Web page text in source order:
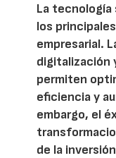
La tecnología
los
empresarial.
digitalización
permiten
eficiencia y
embargo, el
de la